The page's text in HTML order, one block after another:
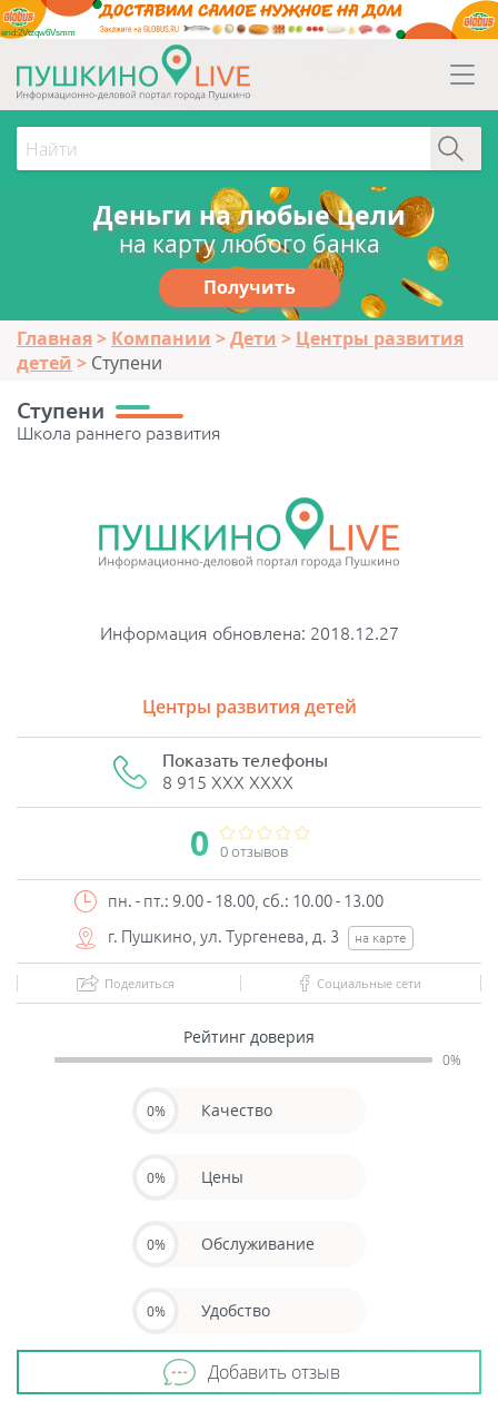
erid:2Vtzqw6Vsmm
Деньги на любые цели
на карту любого банка
Получить
Главная Компании Дети
Центры развития
детей
Ступени
Ступени
Школа раннего развития
Информация обновлена: 2018.12.27
Центры развития детей
Показать телефоны
8 915 XXX XXXX
0 0 отзывов
пн. - пт.: 9.00 - 18.00, сб.: 10.00 - 13.00
г. Пушкино, ул. Тургенева, д. 3
на карте
Поделиться Социальные сети
Рейтинг доверия
0%
0% Качество
0% Цены
0% Обслуживание
0% Удобство
Добавить отзыв